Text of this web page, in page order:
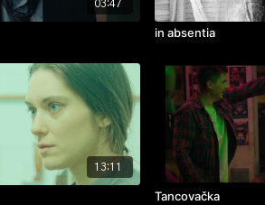
03:47
in absentia
13:11
Tancovačka